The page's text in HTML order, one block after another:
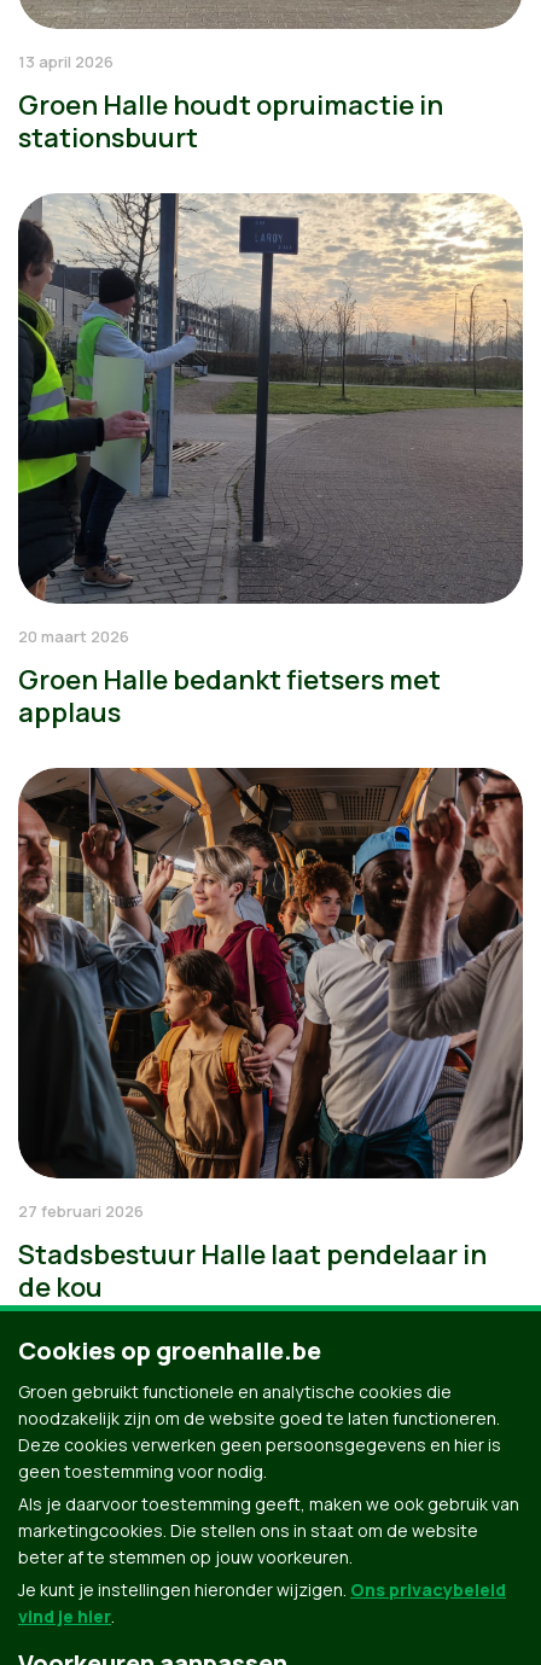
13 april 2026
Groen Halle houdt opruimactie in
stationsbuurt
20 maart 2026
Groen Halle bedankt fietsers met
applaus
27 februari 2026
Stadsbestuur Halle laat pendelaar in
de kou
Cookies op groenhalle.be
Groen gebruikt functionele en analytische cookies die
noodzakelijk zijn om de website goed te laten functioneren.
Deze cookies verwerken geen persoonsgegevens en hier is
geen toestemming voor nodig.
Als je daarvoor toestemming geeft, maken we ook gebruik van
marketingcookies. Die stellen ons in staat om de website
beter af te stemmen op jouw voorkeuren.
Je kunt je instellingen hieronder wijzigen. Ons privacybeleid
vind je hier.